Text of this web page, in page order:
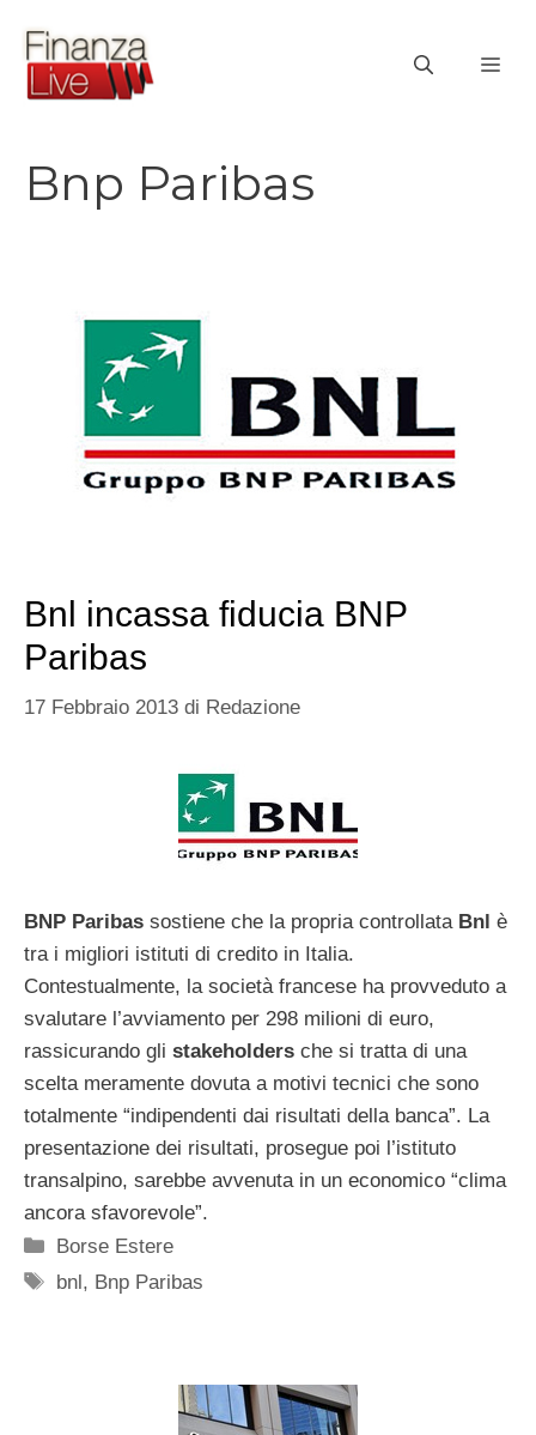
contenuto
Bnp Paribas
Bnl incassa fiducia BNP
Paribas
17 Febbraio 2013 di Redazione
BNP Paribas sostiene che la propria controllata Bnl è
tra i migliori istituti di credito in Italia.
Contestualmente, la società francese ha provveduto a
svalutare l’avviamento per 298 milioni di euro,
rassicurando gli stakeholders che si tratta di una
scelta meramente dovuta a motivi tecnici che sono
totalmente “indipendenti dai risultati della banca”. La
presentazione dei risultati, prosegue poi l’istituto
transalpino, sarebbe avvenuta in un economico “clima
ancora sfavorevole”.
Categorie
Borse Estere
Tag
bnl, Bnp Paribas